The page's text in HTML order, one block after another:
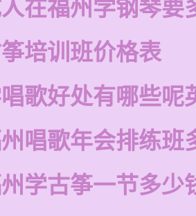
在福州学钢琴要
培训班价格表
歌好处有哪些呢
唱歌年会排练班
学古筝一节多少